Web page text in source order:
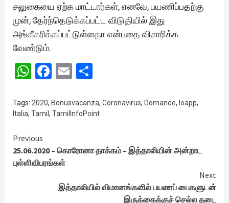
சலுகையை ஏற்க மாட்டார்கள், எனவே, பயணிப்பதற்கு
முன், தேர்ந்தெடுக்கப்பட்ட விடுதியில் இது
அங்கீகரிக்கப்பட்டுள்ளதா என்பதை விசாரிக்க
வேண்டும்.
WhatsApp
Facebook
Email
Tags: 2020, Bonusvacanza, Coronavirus, Domande, Ioapp,
Italia, Tamil , TamilInfoPoint
Continue
Reading
Previous
25.06.2020 – கொரோனா தாக்கம் – இத்தாலியின் அன்றாட
புள்ளிவிபரங்கள்
Next
இத்தாலியில் விமானங்களில் பயணப் பைகளுடன்
இருக்கைக்குச் செல்ல தடை